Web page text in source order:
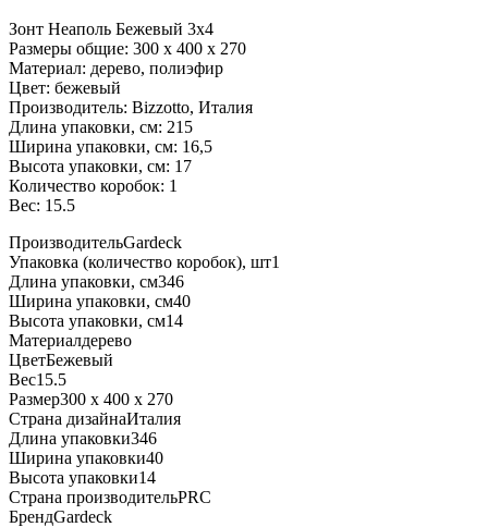
Зонт Неаполь Бежевый 3х4
Размеры общие: 300 х 400 х 270
Материал: дерево, полиэфир
Цвет: бежевый
Производитель: Bizzotto, Италия
Длина упаковки, см: 215
Ширина упаковки, см: 16,5
Высота упаковки, см: 17
Количество коробок: 1
Вес: 15.5
ПроизводительGardeck
Упаковка (количество коробок), шт1
Длина упаковки, см346
Ширина упаковки, см40
Высота упаковки, см14
Материалдерево
ЦветБежевый
Вес15.5
Размер300 х 400 х 270
Страна дизайнаИталия
Длина упаковки346
Ширина упаковки40
Высота упаковки14
Страна производительPRC
БрендGardeck